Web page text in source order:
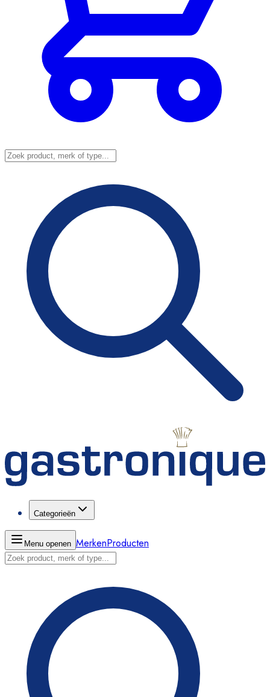
Categorieën
Menu openen MerkenProducten